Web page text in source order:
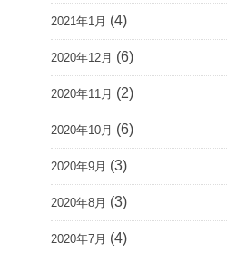
2021年1月 (4)
2020年12月 (6)
2020年11月 (2)
2020年10月 (6)
2020年9月 (3)
2020年8月 (3)
2020年7月 (4)